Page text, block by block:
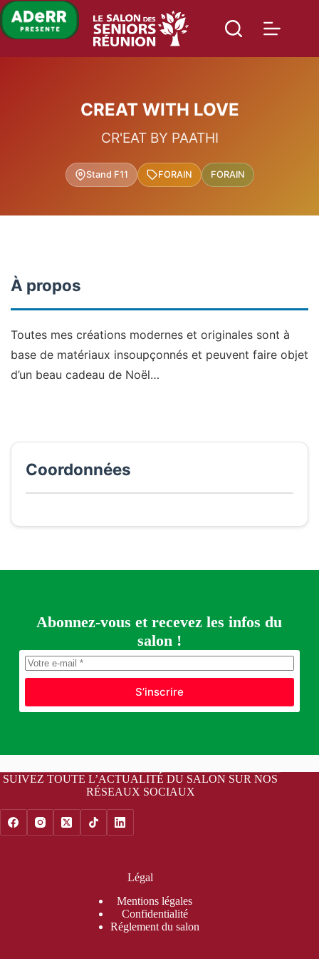
Passer
au
contenu
CREAT WITH LOVE
CR'EAT BY PAATHI
Stand F11 FORAIN FORAIN
À propos
Toutes mes créations modernes et originales sont à
base de matériaux insoupçonnés et peuvent faire objet
d’un beau cadeau de Noël…
Coordonnées
Abonnez-vous et recevez les infos du
salon !
S’inscrire
SUIVEZ TOUTE L’ACTUALITÉ DU SALON SUR NOS
RÉSEAUX SOCIAUX
Légal
Mentions légales
Confidentialité
Réglement du salon